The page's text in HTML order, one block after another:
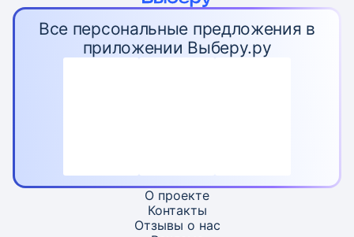
Все персональные предложения в
приложении Выберу.ру
О проекте
Контакты
Отзывы о нас